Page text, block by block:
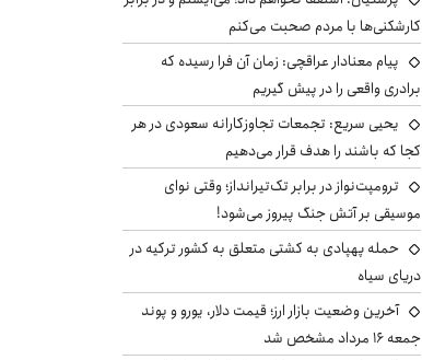
کارشکنی‌ها با مردم صحبت می‌کنم
پیام معنادار عراقچی: زمان آن فرا رسیده که
برادری واقعی را در پیش گیریم
یحیی سریع: تجمعات تجاوزکارانه سعودی در هر
کجا که باشند را هدف قرار می‌دهیم
ترومپت‌نواز در برابر تک‌تیرانداز؛ وقتی نوای
موسیقی بر آتش جنگ پیروز می‌شود!
حمله پهپادی به کشتی متعلق به کشور ترکیه در
دریای سیاه
آخرین وضعیت بازار ارز؛ قیمت دلار، یورو و پوند
جمعه ۱۶ مرداد مشخص شد